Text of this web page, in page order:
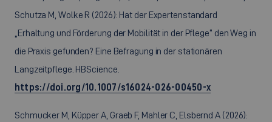
Schutza M, Wolke R (2026): Hat der Expertenstandard
„Erhaltung und Förderung der Mobilität in der Pflege“ den Weg in
die Praxis gefunden? Eine Befragung in der stationären
Langzeitpflege. HBScience.
https://doi.org/10.1007/s16024-026-00450-x
Schmucker M, Küpper A, Graeb F, Mahler C, Elsbernd A (2026):